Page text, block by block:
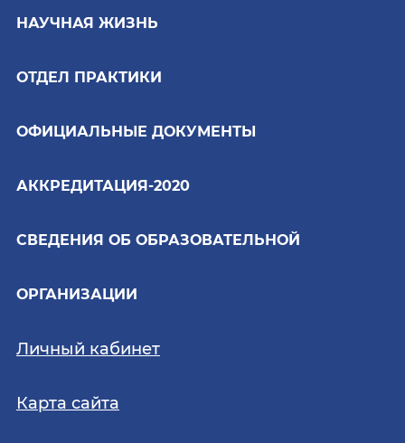
НАУЧНАЯ ЖИЗНЬ
ОТДЕЛ ПРАКТИКИ
ОФИЦИАЛЬНЫЕ ДОКУМЕНТЫ
АККРЕДИТАЦИЯ-2020
СВЕДЕНИЯ ОБ ОБРАЗОВАТЕЛЬНОЙ
ОРГАНИЗАЦИИ
Личный кабинет
Карта сайта